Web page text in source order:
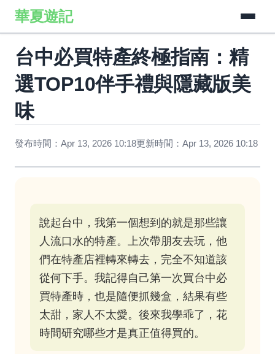
華夏遊記
台中必買特產終極指南：精
選TOP10伴手禮與隱藏版美
味
發布時間：Apr 13, 2026 10:18更新時間：Apr 13, 2026 10:18
說起台中，我第一個想到的就是那些讓
人流口水的特產。上次帶朋友去玩，他
們在特產店裡轉來轉去，完全不知道該
從何下手。我記得自己第一次買台中必
買特產時，也是隨便抓幾盒，結果有些
太甜，家人不太愛。後來我學乖了，花
時間研究哪些才是真正值得買的。